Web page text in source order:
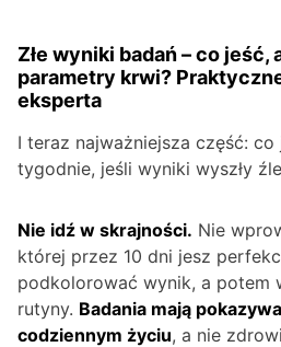
Złe wyniki badań – co jeść,
parametry krwi?
eksperta
I teraz najważniejsza część:
tygodnie, jeśli wyniki wyszły
Nie idź w skrajności. Nie
której przez 10 dni jesz
podkolorować wynik, a potem
rutyny. Badania mają
codziennym życiu, a nie